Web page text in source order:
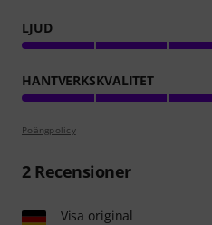
LJUD
HANTVERKSKVALITET
Poängpolicy
2Recensioner
Visa original